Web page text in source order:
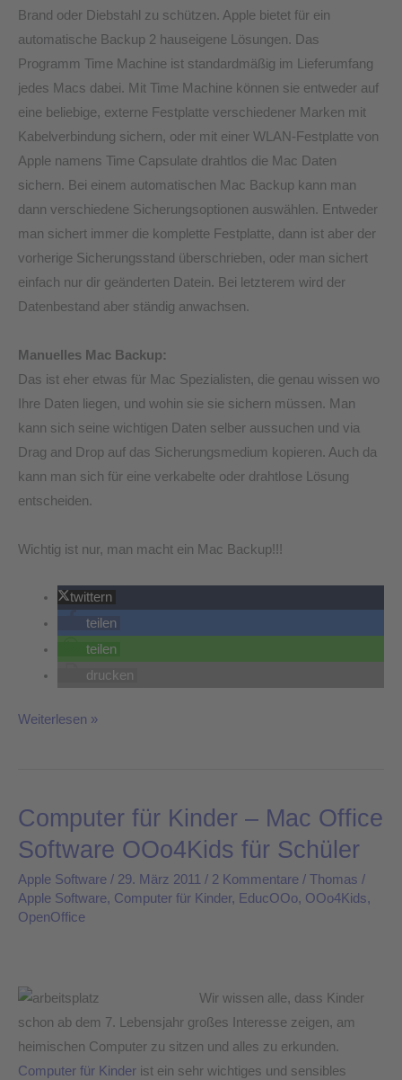
Brand oder Diebstahl zu schützen. Apple bietet für ein
automatische Backup 2 hauseigene Lösungen. Das
Programm Time Machine ist standardmäßig im Lieferumfang
jedes Macs dabei. Mit Time Machine können sie entweder auf
eine beliebige, externe Festplatte verschiedener Marken mit
Kabelverbindung sichern, oder mit einer WLAN-Festplatte von
Apple namens Time Capsulate drahtlos die Mac Daten
sichern. Bei einem automatischen Mac Backup kann man
dann verschiedene Sicherungsoptionen auswählen. Entweder
man sichert immer die komplette Festplatte, dann ist aber der
vorherige Sicherungsstand überschrieben, oder man sichert
einfach nur dir geänderten Datein. Bei letzterem wird der
Datenbestand aber ständig anwachsen.
Manuelles Mac Backup:
Das ist eher etwas für Mac Spezialisten, die genau wissen wo
Ihre Daten liegen, und wohin sie sie sichern müssen. Man
kann sich seine wichtigen Daten selber aussuchen und via
Drag and Drop auf das Sicherungsmedium kopieren. Auch da
kann man sich für eine verkabelte oder drahtlose Lösung
entscheiden.
Wichtig ist nur, man macht ein Mac Backup!!!
twittern
teilen
teilen
drucken
Weiterlesen »
Computer für Kinder – Mac Office
Software OOo4Kids für Schüler
Apple Software / 29. März 2011 / 2 Kommentare / Thomas /
Apple Software, Computer für Kinder, EducOOo, OOo4Kids,
OpenOffice
Wir wissen alle, dass Kinder
schon ab dem 7. Lebensjahr großes Interesse zeigen, am
heimischen Computer zu sitzen und alles zu erkunden.
Computer für Kinder ist ein sehr wichtiges und sensibles
Computer
für
Kinder
–
Mac
OOo4Kids
Schüler